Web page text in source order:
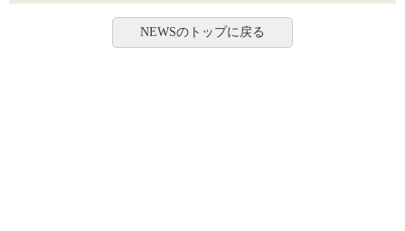
NEWSのトップに戻る